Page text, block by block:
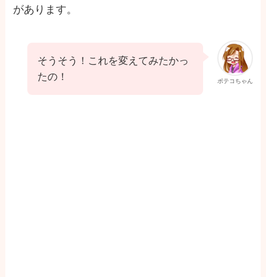
があります。
ポテコちゃん
そうそう！これを変えてみたかっ
たの！